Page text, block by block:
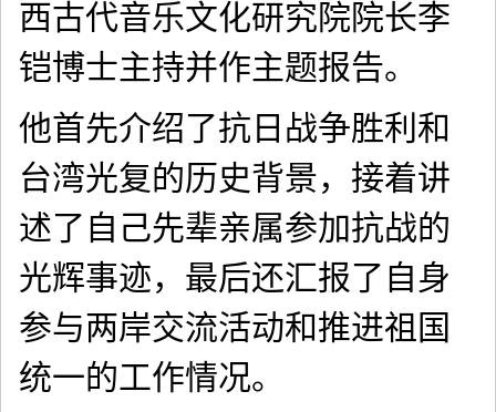
西古代音乐文化研究院院长李
铠博士主持并作主题报告。
他首先介绍了抗日战争胜利和
台湾光复的历史背景，接着讲
述了自己先辈亲属参加抗战的
光辉事迹，最后还汇报了自身
参与两岸交流活动和推进祖国
统一的工作情况。